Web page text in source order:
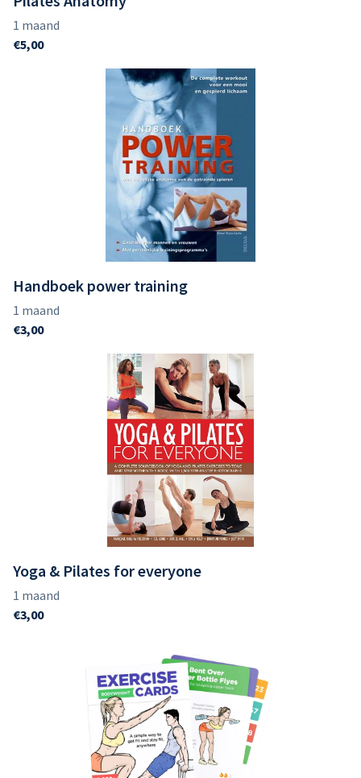
Handboek power training
Yoga & Pilates for everyone